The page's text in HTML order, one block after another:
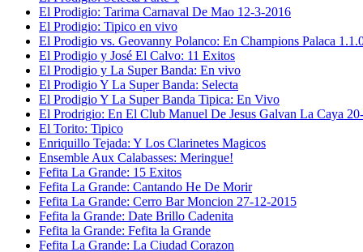
El Prodigio: Tarima Carnaval De Mao 12-3-2016
El Prodigio: Tipico en vivo
El Prodigio vs. Geovanny Polanco: En Champions Palaca
El Prodigio y José El Calvo: 11 Exitos
El Prodigio y La Super Banda: En vivo
El Prodigio Y La Super Banda: Selecta
El Prodigio Y La Super Banda Tipica: En Vivo
El Prodrigio: En El Club Manuel De Jesus Galvan La Caya
El Torito: Tipico
Enriquillo Tejada: Y Los Clarinetes Magicos
Ensemble Aux Calabasses: Meringue!
Fefita La Grande: 15 Exitos
Fefita La Grande: Cantando He De Morir
Fefita La Grande: Cerro Bar Moncion 27-12-2015
Fefita la Grande: Date Brillo Cadenita
Fefita la Grande: Fefita la Grande
Fefita La Grande: La Ciudad Corazon